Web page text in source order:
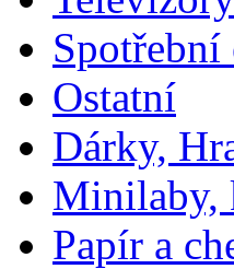
Spotřební
Ostatní
Dárky,
Minilaby,
Papír a